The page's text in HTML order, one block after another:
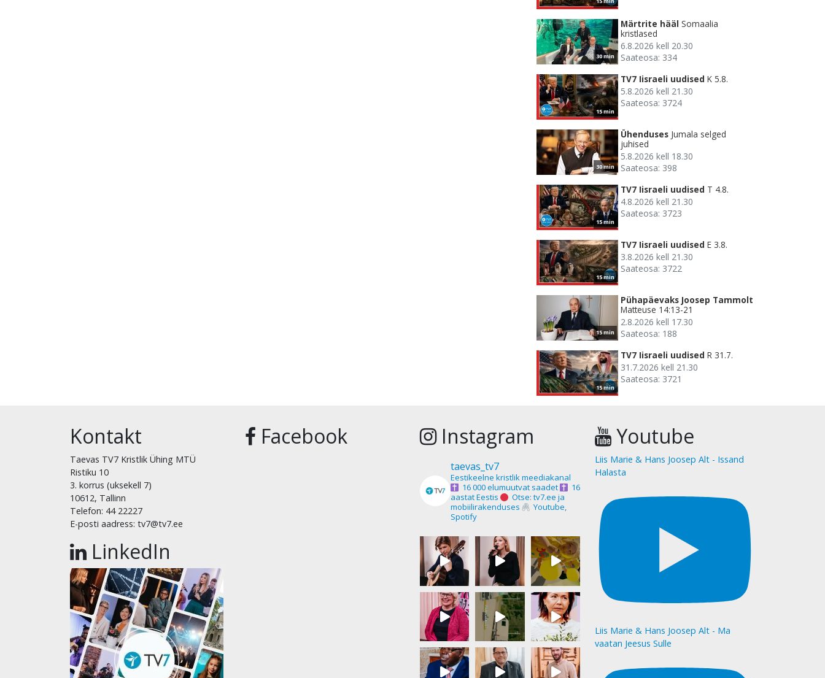
30 min
Märtrite hääl Somaalia
kristlased
6.8.2026 kell 20.30
Saateosa: 334
15 min
TV7 Iisraeli uudised K 5.8.
5.8.2026 kell 21.30
Saateosa: 3724
30 min
Ühenduses Jumala selged
juhised
5.8.2026 kell 18.30
Saateosa: 398
15 min
TV7 Iisraeli uudised T 4.8.
4.8.2026 kell 21.30
Saateosa: 3723
15 min
TV7 Iisraeli uudised E 3.8.
3.8.2026 kell 21.30
Saateosa: 3722
15 min
Pühapäevaks Joosep Tammolt
Matteuse 14:13-21
2.8.2026 kell 17.30
Saateosa: 188
15 min
TV7 Iisraeli uudised R 31.7.
31.7.2026 kell 21.30
Saateosa: 3721
Kontakt
Taevas TV7 Kristlik Ühing MTÜ
Ristiku 10
3. korrus (uksekell 7)
10612, Tallinn
Telefon: 44 22227
E-posti aadress: tv7@tv7.ee
LinkedIn
Facebook Instagram
taevas_tv7
Eestikeelne kristlik meediakanal
16 000 elumuutvat saadet
16
aastat Eestis
Otse: tv7.ee ja
mobiilirakenduses
Youtube,
Spotify
Youtube
Liis Marie & Hans Joosep Alt - Issand
Halasta
Liis Marie & Hans Joosep Alt - Ma
vaatan Jeesus Sulle